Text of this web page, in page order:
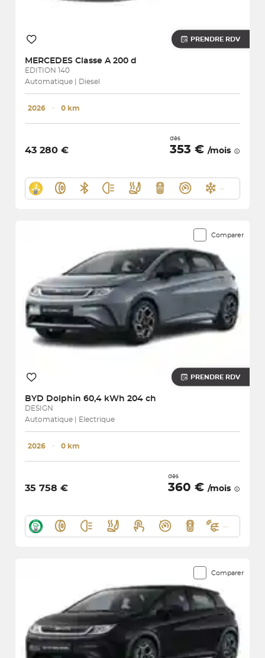
PRENDRE RDV
MERCEDES Classe A 200 d
EDITION 140
Automatique | Diesel
2026 ･ 0 km
43 280 €
dès
353 € /mois
Comparer
PRENDRE RDV
BYD Dolphin 60,4 kWh 204 ch
DESIGN
Automatique | Electrique
2026 ･ 0 km
35 758 €
dès
360 € /mois
Comparer